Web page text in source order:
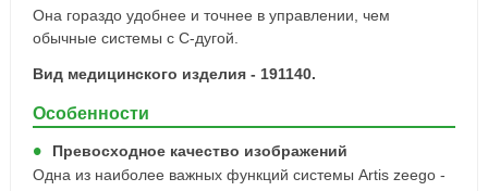
Она гораздо удобнее и точнее в управлении, чем
обычные системы с C-дугой.
Вид медицинского изделия - 191140.
Особенности
Превосходное качество изображений
Одна из наиболее важных функций системы Artis zeego -